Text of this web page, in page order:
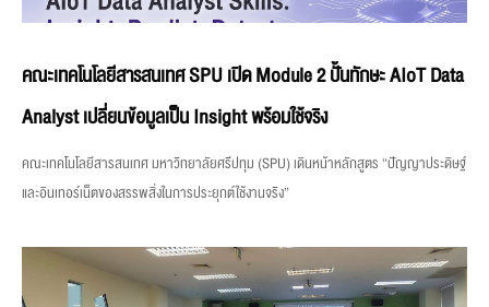
คณะเทคโนโลยีสารสนเทศ SPU เปิด Module 2 ปั้นทักษะ AIoT Data
Analyst เปลี่ยนข้อมูลเป็น Insight พร้อมใช้จริง
คณะเทคโนโลยีสารสนเทศ มหาวิทยาลัยศรีปทุม (SPU) เดินหน้าหลักสูตร “ปัญญาประดิษฐ์
และอินเทอร์เน็ตของสรรพสิ่งในการประยุกต์ใช้งานจริง”